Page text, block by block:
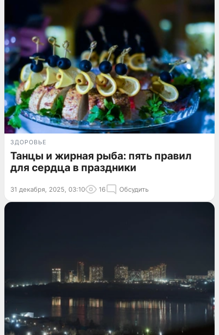
ЗДОРОВЬЕ
Танцы и жирная рыба: пять правил
для сердца в праздники
31 декабря, 2025, 03:10 16 Обсудить